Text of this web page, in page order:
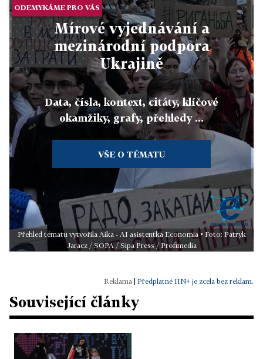
ODEMYKÁME PRO VÁS
Mírové vyjednávání a
mezinárodní podpora
Ukrajině
Data, čísla, kontext, citáty, klíčové
okamžiky, grafy, přehledy ...
VŠE O TÉMATU
Přehled tématu vytvořila Aika - AI asistentka Economia • Foto: Patryk
Jaracz / SOPA / Sipa Press / Profimedia
| Předplatné HN+ je zcela bez reklam.
Související články